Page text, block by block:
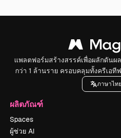
แพลตฟอร์มสร้างสรรค์เพื่อผลักดัน
กว่า 1 ล้านราย ครอบคลุมทั้งครีเอที
ภาษาไทย
ผลิตภัณฑ์
Spaces
ผู้ช่วย AI